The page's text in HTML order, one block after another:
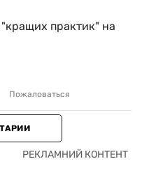
практик" на
Пожаловаться